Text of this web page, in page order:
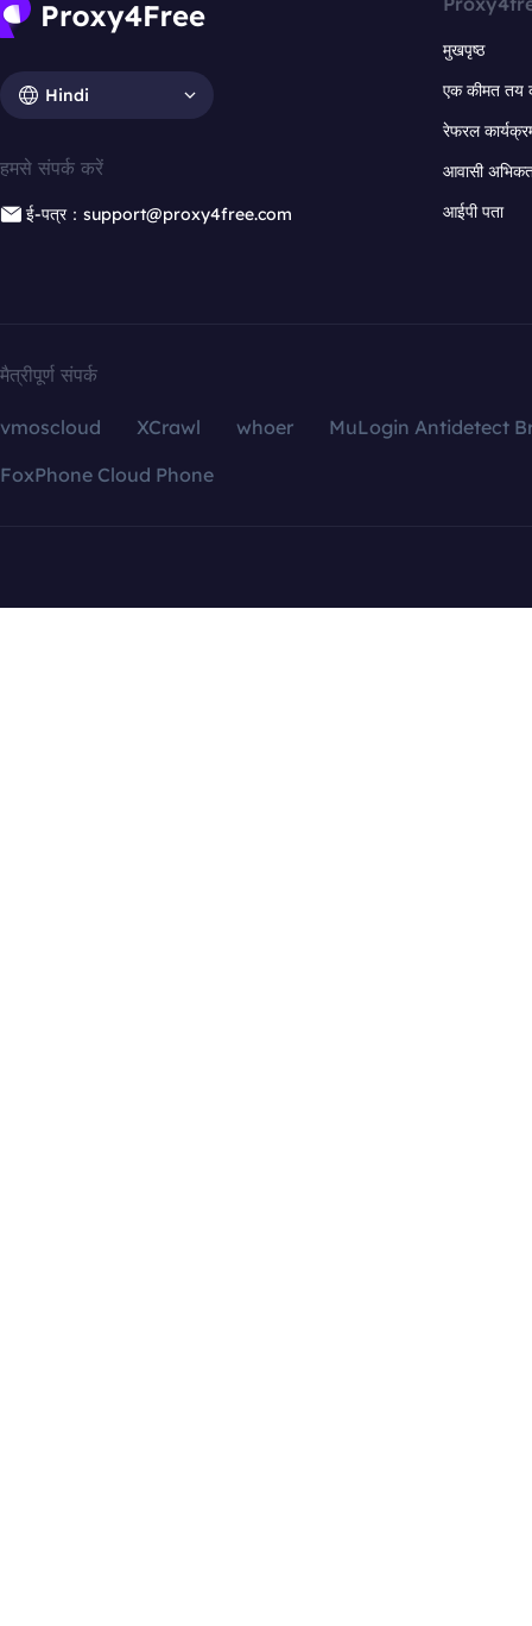
Hindi
हमसे संपर्क करें
ई-पत्र：support@proxy4free.com
मुखपृष्ठ
एक कीमत तय
रेफरल
आवासी
आईपी पता
मैत्रीपूर्ण संपर्क
vmoscloud XCrawl whoer
MuLogin Antidetect
FoxPhone Cloud Phone